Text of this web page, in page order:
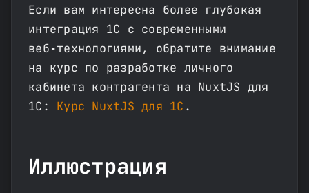
Если вам интересна более глубокая
интеграция 1С с современными
веб‑технологиями, обратите внимание
на курс по разработке личного
кабинета контрагента на NuxtJS для
1С: Курс NuxtJS для 1С .
Иллюстрация